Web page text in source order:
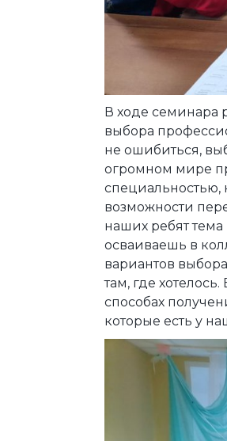
В ходе семинара
выбора
не ошибиться,
огромном мире
специальностью,
возможности
наших ребят тема
осваиваешь в
вариантов
там, где
способах
которые есть у